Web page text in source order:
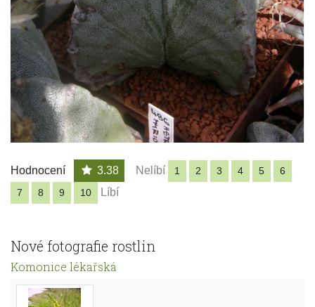
Hodnocení 3.38 Nelíbí 1 2 3 4 5
6
7
8 9 10 Líbí
Nové fotografie rostlin
Komonice lékařská